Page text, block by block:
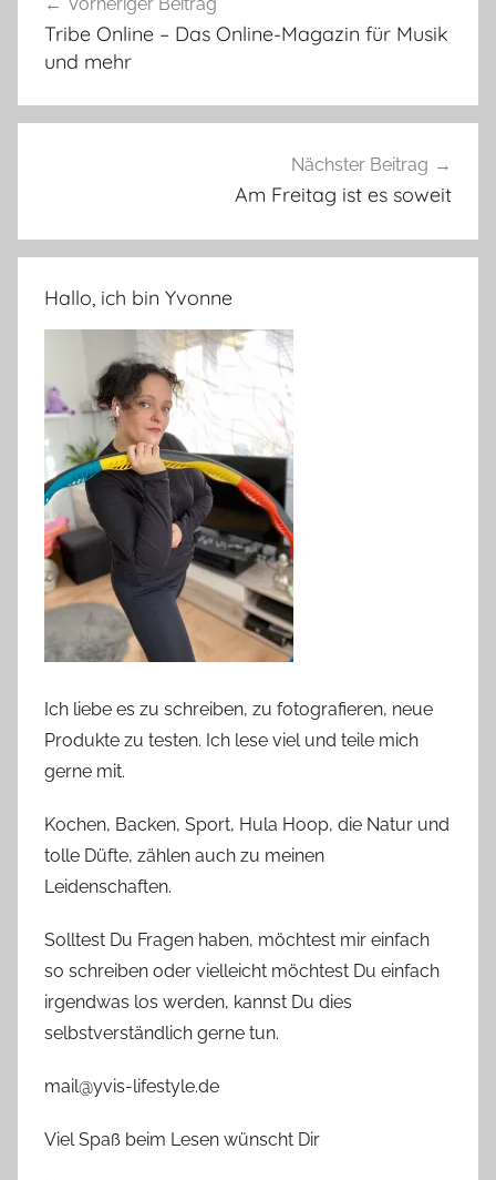
Tribe Online – Das Online-Magazin für Musik
und mehr
Nächster Beitrag
Am Freitag ist es soweit
Hallo, ich bin Yvonne
Ich liebe es zu schreiben, zu fotografieren, neue
Produkte zu testen. Ich lese viel und teile mich
gerne mit.
Kochen, Backen, Sport, Hula Hoop, die Natur und
tolle Düfte, zählen auch zu meinen
Leidenschaften.
Solltest Du Fragen haben, möchtest mir einfach
so schreiben oder vielleicht möchtest Du einfach
irgendwas los werden, kannst Du dies
selbstverständlich gerne tun.
mail@yvis-lifestyle.de
Viel Spaß beim Lesen wünscht Dir